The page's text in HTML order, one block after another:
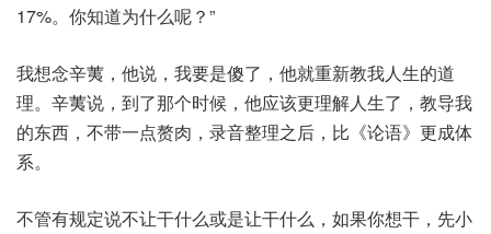
17%。你知道为什么呢？”
我想念辛荑，他说，我要是傻了，他就重新教我人生的道
理。辛荑说，到了那个时候，他应该更理解人生了，教导我
的东西，不带一点赘肉，录音整理之后，比《论语》更成体
系。
不管有规定说不让干什么或是让干什么，如果你想干，先小